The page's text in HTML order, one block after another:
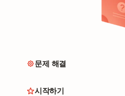
문제 해결
시작하기